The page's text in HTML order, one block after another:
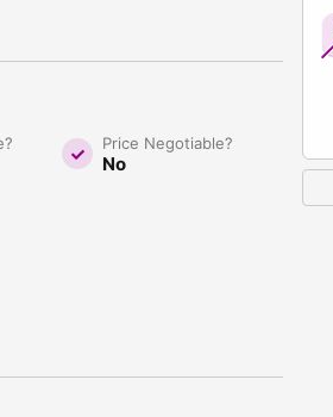
Price Negotiable?
No